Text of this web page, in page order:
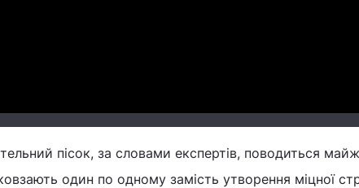
пісок, за словами експертів, поводиться
один по одному замість утворення міцної